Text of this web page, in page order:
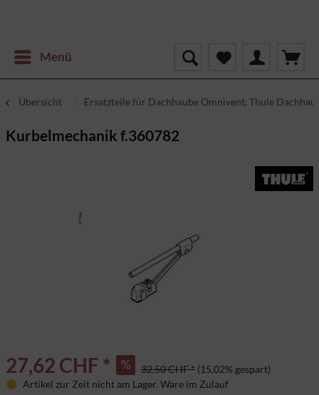
Menü
Übersicht Ersatzteile für Dachhaube Omnivent, Thule
Kurbelmechanik f.360782
27,62 CHF * 32,50 CHF * (15,02% gespart)
Artikel zur Zeit nicht am Lager. Ware im Zulauf